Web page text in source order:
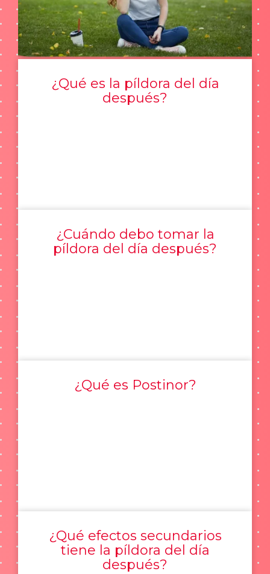
¿Qué es la píldora del día
después?
¿Cuándo debo tomar la
píldora del día después?
¿Qué es Postinor?
¿Qué efectos secundarios
tiene la píldora del día
después?